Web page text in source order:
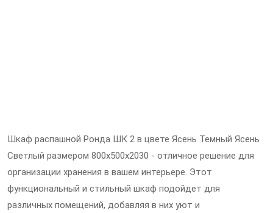
Шкаф распашной Ронда ШК 2 в цвете Ясень Темный Ясень
Светлый размером 800х500х2030 - отличное решение для
организации хранения в вашем интерьере. Этот
функциональный и стильный шкаф подойдет для
различных помещений, добавляя в них уют и